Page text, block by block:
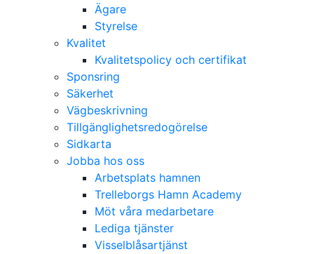
Ägare
Styrelse
Kvalitet
Kvalitetspolicy och certifikat
Sponsring
Säkerhet
Vägbeskrivning
Tillgänglighetsredogörelse
Sidkarta
Jobba hos oss
Arbetsplats hamnen
Trelleborgs Hamn Academy
Möt våra medarbetare
Lediga tjänster
Visselblåsartjänst